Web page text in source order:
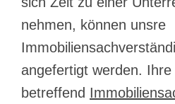
nehmen, können unsre
angefertigt werden.
betreffend